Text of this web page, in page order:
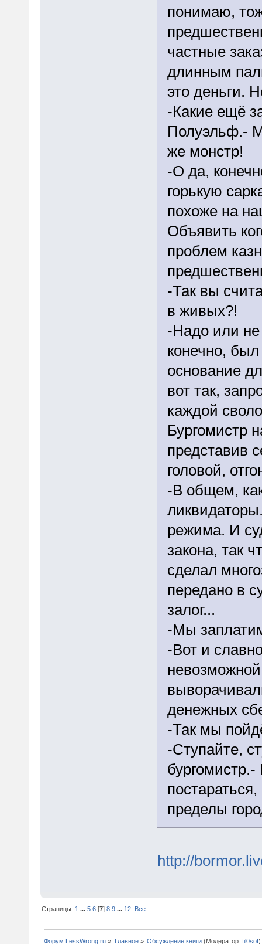
понимаю,
частные
длинным
это деньги.
-Какие ещё
Полуэльф.-
же монстр!
-О да,
горькую
похоже на
Объявить
проблем
-Так вы
в живых?!
-Надо или
конечно,
основание
вот так,
каждой
Бургомистр
представив
головой,
-В общем,
режима. И
закона, так
сделал
передано в
залог...
-Мы
-Вот и
денежных
-Так мы
-Ступайте,
пределы
http://
Страницы: 1 ...5 6 [7]8 9 ... 12 Все
Форум LessWrong.ru » Главное» Обсуждение книги(Модератор: fil0sof)